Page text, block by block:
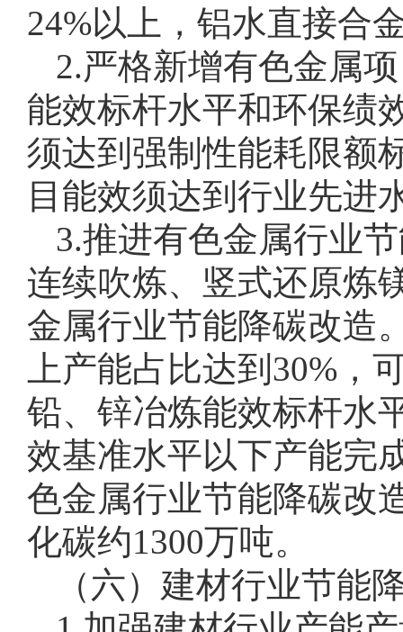
24%以上，铝水直接合
2.严格新增有色金属
能效标杆水平和环保绩
须达到强制性能耗限额
目能效须达到行业先进
3.推进有色金属行业
连续吹炼、竖式还原炼
金属行业节能降碳改造
上产能占比达到30%，
铅、锌冶炼能效标杆水
效基准水平以下产能完
色金属行业节能降碳改
化碳约1300万吨。
（六）建材行业节能